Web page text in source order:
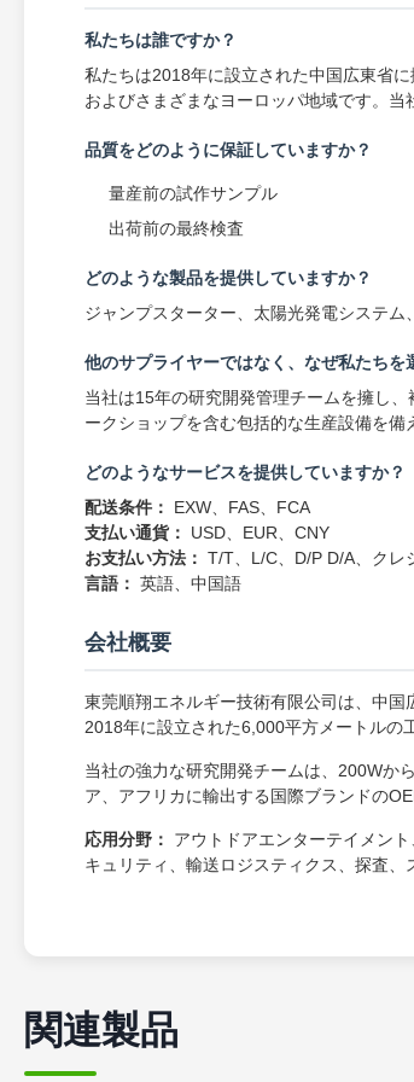
私たちは誰ですか？
私たちは2018年に設立された中国広東省
およびさまざまなヨーロッパ地域です。当
品質をどのように保証していますか？
量産前の試作サンプル
出荷前の最終検査
どのような製品を提供していますか？
ジャンプスターター、太陽光発電システム
他のサプライヤーではなく、なぜ私たちを
当社は15年の研究開発管理チームを擁し
ークショップを含む包括的な生産設備を備
どのようなサービスを提供していますか？
配送条件：
EXW、FAS、FCA
支払い通貨：
USD、EUR、CNY
お支払い方法： T/T、L/C、D/P D/A、クレ
言語： 英語、中国語
会社概要
東莞順翔エネルギー技術有限公司は、中国
2018年に設立された6,000平方メートルの
当社の強力な研究開発チームは、200Wか
ア、アフリカに輸出する国際ブランドの
応用分野：
アウトドアエンターテイメン
キュリティ、輸送ロジスティクス、探査、
関連製品